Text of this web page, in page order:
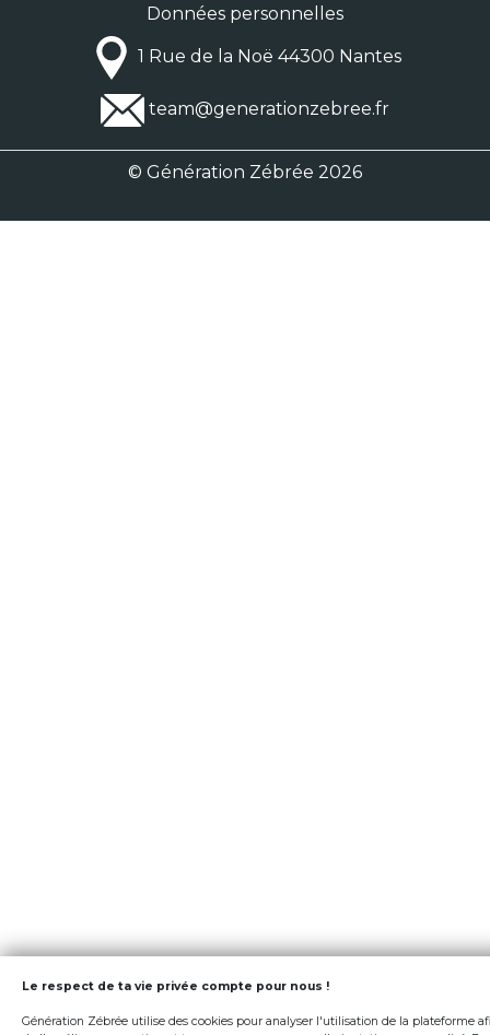
Données personnelles
1 Rue de la Noë 44300 Nantes
team@generationzebree.fr
© Génération Zébrée 2026
Le respect de ta vie privée compte pour nous !
Génération Zébrée utilise des cookies pour analyser l'utilisation de la plateforme